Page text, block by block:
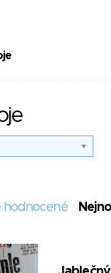
hodnocené